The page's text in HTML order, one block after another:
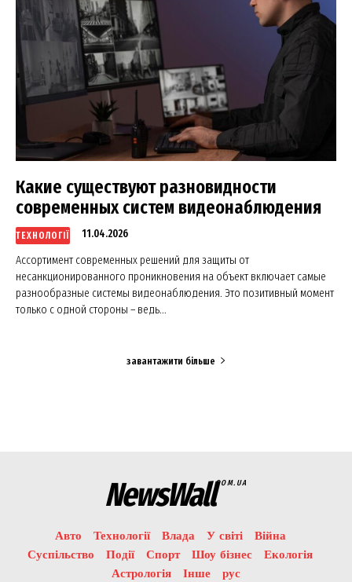
Какие существуют разновидности
современных систем видеонаблюдения
ТЕХНОЛОГІЇ 11.04.2026
Ассортимент современных решений для защиты от
несанкционированного проникновения на объект включает самые
разнообразные системы видеонаблюдения. Это позитивный момент
только с одной стороны – ведь...
завантажити більше
NewsWallCOM.UA
Авто Технології Влада У світі
Війна
Суспільство
Події Спорт Шоу бізнес
Екологія
Астрологія
Інше рус